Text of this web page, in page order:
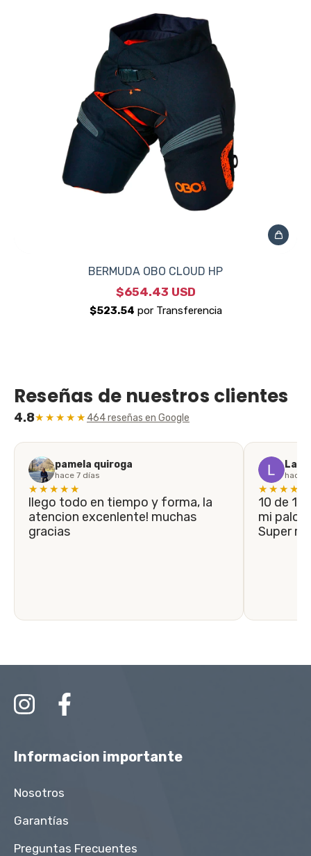
BERMUDA OBO CLOUD HP
$654.43 USD
Reseñas de nuestros clientes
4.8★★★★★ 464 reseñas en Google
pamela quiroga
hace 7 días
★★★★★
llego todo en tiempo y forma, la
atencion excenlente! muchas
gracias
hace
★★★★★
10 de 10! En menos de 5 días llegó
mi palo
Super
Informacion importante
Nosotros
Garantías
Preguntas Frecuentes